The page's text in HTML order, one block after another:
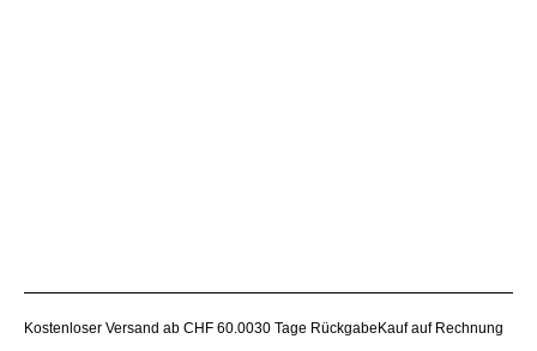
Kostenloser Versand ab CHF 60.0030 Tage Rückgabe Kauf auf Rechnung